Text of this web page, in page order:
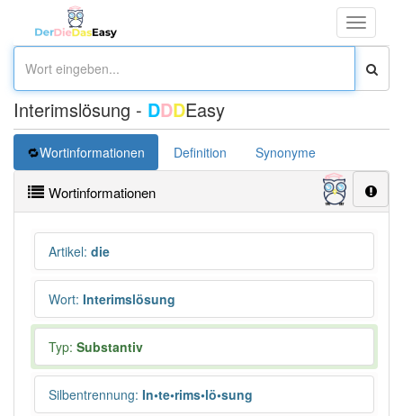
Toggle
Interimslösung - DDDEasy
Wortinformationen Definition Synonyme
Wortinformationen
Artikel: die
Wort: Interimslösung
Typ: Substantiv
Silbentrennung: In•te•rims•lö•sung